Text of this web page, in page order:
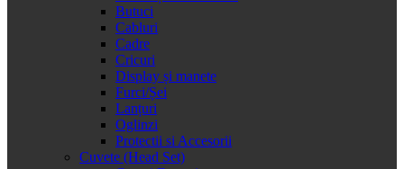
Butuci
Cabluri
Cadre
Cricuri
Display și manete
Furci/Șei
Lanțuri
Oglinzi
Protectii si Accesorii
Cuvete (Head Set)